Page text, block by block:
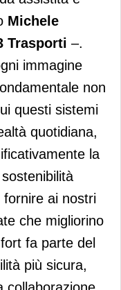
Michele
Trasporti –.
immagine
non
questi sistemi
quotidiana,
la
ai nostri
che migliorino
fa parte del
più sicura,